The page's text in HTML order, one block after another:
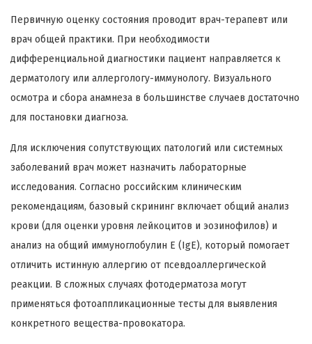
Первичную оценку состояния проводит врач-терапевт или
врач общей практики. При необходимости
дифференциальной диагностики пациент направляется к
дерматологу или аллергологу-иммунологу. Визуального
осмотра и сбора анамнеза в большинстве случаев достаточно
для постановки диагноза.
Для исключения сопутствующих патологий или системных
заболеваний врач может назначить лабораторные
исследования. Согласно российским клиническим
рекомендациям, базовый скрининг включает общий анализ
крови (для оценки уровня лейкоцитов и эозинофилов) и
анализ на общий иммуноглобулин Е (IgE), который помогает
отличить истинную аллергию от псевдоаллергической
реакции. В сложных случаях фотодерматоза могут
применяться фотоаппликационные тесты для выявления
конкретного вещества-провокатора.